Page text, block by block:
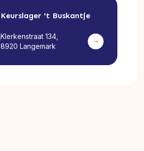
Keurslager 't Buskantje
Klerkenstraat 134,
8920 Langemark